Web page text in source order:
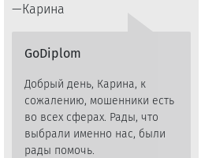
Карина
GoDiplom
Добрый день, Карина, к
сожалению, мошенники есть
во всех сферах. Рады, что
выбрали именно нас, были
рады помочь.